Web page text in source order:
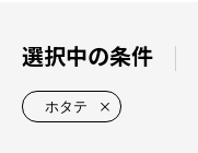
選択中の条件
ホタテ